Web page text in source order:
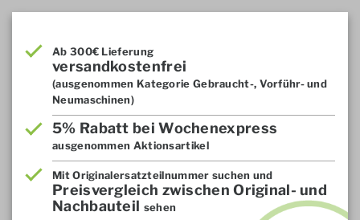
Ab 300€ Lieferung
versandkostenfrei
(ausgenommen Kategorie Gebraucht-, Vorführ- und
Neumaschinen)
5% Rabatt bei Wochenexpress
ausgenommen Aktionsartikel
Mit Originalersatzteilnummer suchen und
Preisvergleich zwischen Original- und
Nachbauteil sehen